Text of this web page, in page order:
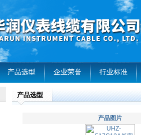
产品选型 企业荣誉 行业标准
产品选型
产品图片